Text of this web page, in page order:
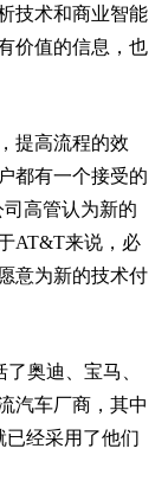
技术和商业智能
价值的信息，也
提高流程的效
都有一个接受的
高管认为新的
AT&T来说，必
意为新的技术付
奥迪、宝马、
汽车厂商，其中
已经采用了他们